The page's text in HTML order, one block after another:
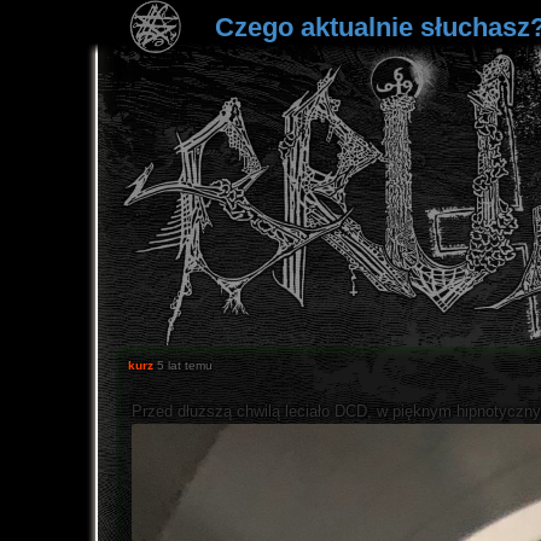
Czego aktualnie
kurz 5 lat temu
Przed dłuższą chwilą leciało DCD, w pięknym